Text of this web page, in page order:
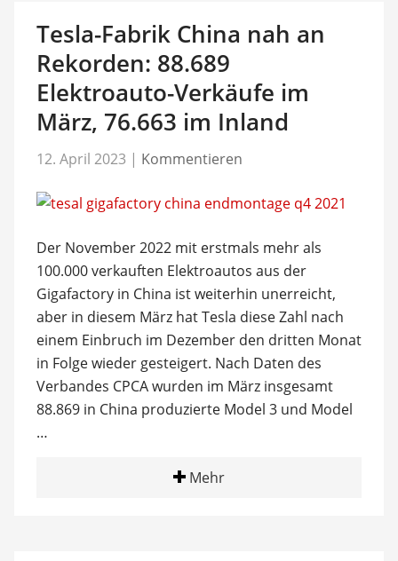
Tesla-Fabrik China nah an
Rekorden: 88.689
Elektroauto-Verkäufe im
März, 76.663 im Inland
12. April 2023 | Kommentieren
Der November 2022 mit erstmals mehr als
100.000 verkauften Elektroautos aus der
Gigafactory in China ist weiterhin unerreicht,
aber in diesem März hat Tesla diese Zahl nach
einem Einbruch im Dezember den dritten Monat
in Folge wieder gesteigert. Nach Daten des
Verbandes CPCA wurden im März insgesamt
88.869 in China produzierte Model 3 und Model
…
Mehr